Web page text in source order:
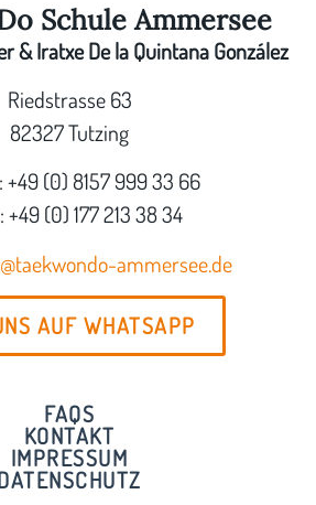
Schule Ammersee
& Iratxe De la Quintana González
Riedstrasse 63
82327 Tutzing
+49 (0) 8157 999 33 66
+49 (0) 177 213 38 34
ammersee.de
AUF WHATSAPP
FAQS
KONTAKT
IMPRESSUM